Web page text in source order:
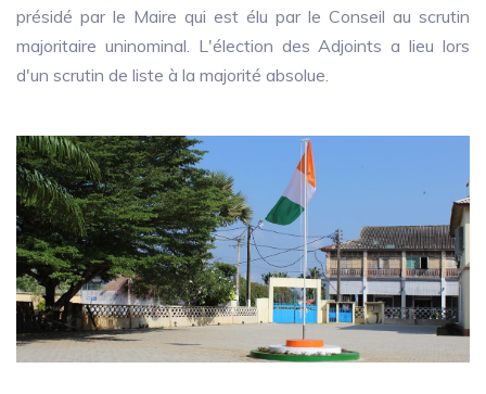
présidé par le Maire qui est élu par le Conseil au scrutin
majoritaire uninominal. L'élection des Adjoints a lieu lors
d'un scrutin de liste à la majorité absolue.